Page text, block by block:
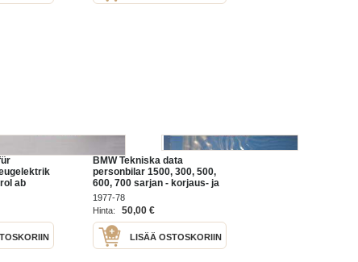
ab
BMW Tekniska data
personbilar 1500, 300, 500,
600, 700 sarjan - korjaus- ja
huoltokäsikirja, katso
tarkemmat mallimerkinnät
kuvista
1977-78
Hinta:
50,00 €
LISÄÄ OSTOSKORIIN